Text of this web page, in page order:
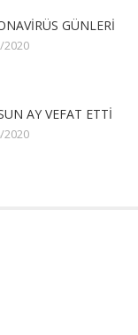
GÜNLERİ
2020
AY VEFAT ETTİ
2020